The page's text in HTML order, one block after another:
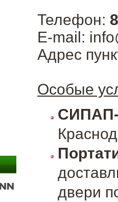
Телефон:
E-mail:
Адрес
Особые
двери